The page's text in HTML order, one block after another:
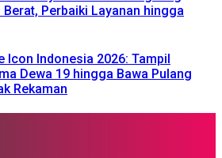
Perbaiki Layanan hingga
Icon Indonesia 2026: Tampil
Dewa 19 hingga Bawa Pulang
Rekaman